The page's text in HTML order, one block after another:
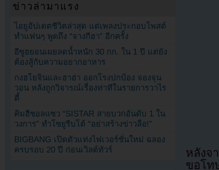
หลังจ
ขอโท
ข่าวล่ามาแรง
ไอยูอัปเดตชีวิตล่าสุด แต่เพลงประกอบโพสต์
ทำแฟนๆ พูดถึง “จางกีฮา” อีกครั้ง
อีซูฮยอนเผยลดน้ำหนัก 30 กก. ใน 1 ปี แต่ยัง
ต้องสู้กับความอยากอาหาร
กงฮโยจินและฮาฮ่า ออกโรงปกป้อง จองจุน
วอน หลังถูกวิจารณ์เรื่องท่าทีในรายการวาไร
ตี้
คิมฮีชอลแซว “SISTAR สายบวกอันดับ 1 ใน
วงการ” ทำโซยูรีบโต้ “อย่าสร้างข่าวลือ!”
BIGBANG เปิดตัวแท่งไฟเวอร์ชั่นใหม่ ฉลอง
ครบรอบ 20 ปี ก่อนเวิลด์ทัวร์